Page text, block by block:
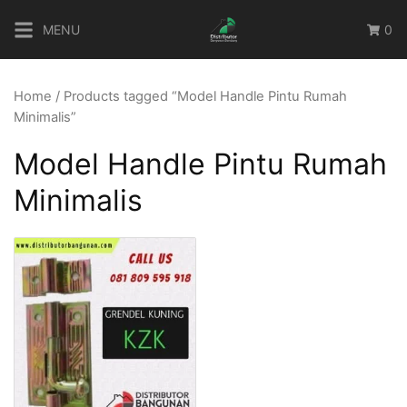
content
MENU 0
Home / Products tagged “Model Handle Pintu Rumah
Minimalis”
Model Handle Pintu Rumah
Minimalis